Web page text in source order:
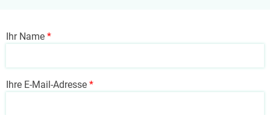
Ihr Name
Ihre E-Mail-Adresse